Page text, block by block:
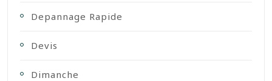
Depannage Rapide
Devis
Dimanche